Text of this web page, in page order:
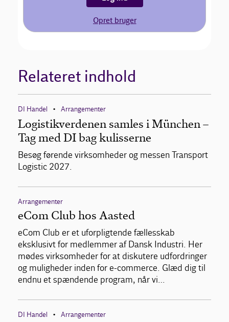
Opret bruger
Relateret indhold
DI Handel • Arrangementer
Logistikverdenen samles i München –
Tag med DI bag kulisserne
Besøg førende virksomheder og messen Transport
Logistic 2027.
Arrangementer
eCom Club hos Aasted
eCom Club er et uforpligtende fællesskab
eksklusivt for medlemmer af Dansk Industri. Her
mødes virksomheder for at diskutere udfordringer
og muligheder inden for e-commerce. Glæd dig til
endnu et spændende program, når vi…
DI Handel • Arrangementer